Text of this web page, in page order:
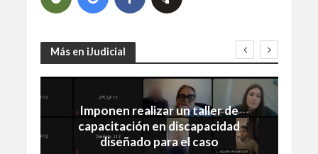
Más en iJudicial
Imponen realizar un taller de
capacitación en discapacidad
diseñado para el caso